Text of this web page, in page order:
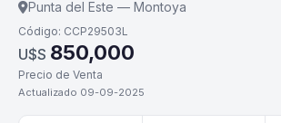
Punta del Este — Montoya
Código: CCP29503L
U$S 850,000
Precio de Venta
Actualizado 09-09-2025